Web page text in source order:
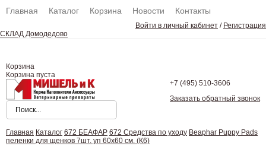
Главная Каталог Корзина Новости Контакты
Войти в личный кабинет / Регистрация
СКЛАД Домодедово
Корзина
Корзина пуста
+7 (495) 510-3606
Заказать обратный звонок
Главная Каталог 672 БЕАФАР 672 Средства по уходу Beaphar Puppy Pads
пеленки для щенков 7шт. уп 60x60 см. (К6)